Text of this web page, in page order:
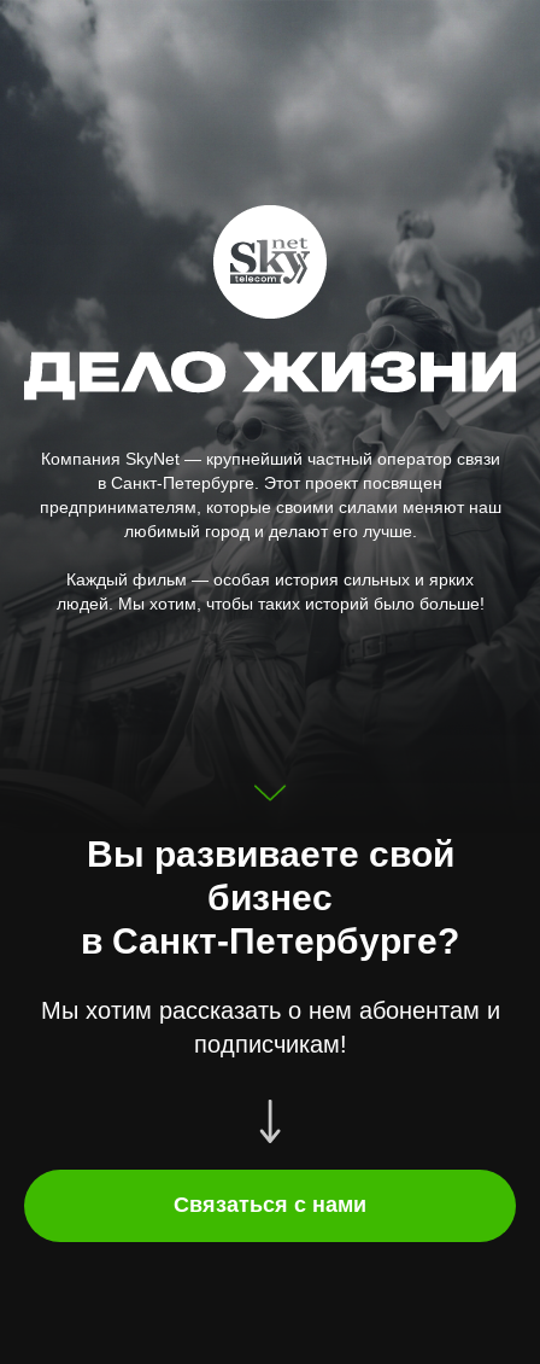
Компания SkyNet — крупнейший частный оператор связи
в Санкт-Петербурге. Этот проект посвящен
предпринимателям, которые своими силами меняют наш
любимый город и делают его лучше.
Каждый фильм — особая история сильных и ярких
людей. Мы хотим, чтобы таких историй было больше!
Вы развиваете свой
бизнес
в Санкт-Петербурге?
Мы хотим рассказать о нем абонентам и
подписчикам!
Связаться с нами